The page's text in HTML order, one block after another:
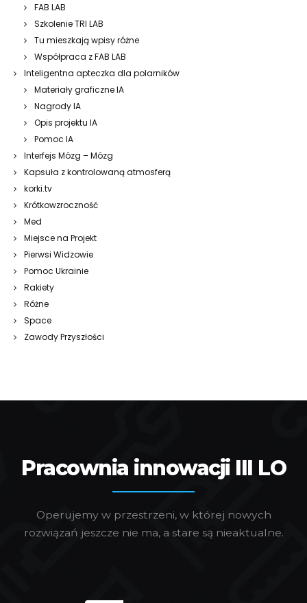
FAB LAB
Szkolenie TRI LAB
Tu mieszkają wpisy różne
Współpraca z FAB LAB
Inteligentna apteczka dla polarników
Materiały graficzne IA
Nagrody IA
Opis projektu IA
Pomoc IA
Interfejs Mózg – Mózg
Kapsuła z kontrolowaną atmosferą
korki.tv
Krótkowzroczność
Med
Miejsce na Projekt
Pierwsi Widzowie
Pomoc Ukrainie
Rakiety
Różne
Space
Zawody Przyszłości
Pracownia innowacji III LO
Operujemy w przestrzeni, w której nowych
rozwiązań jeszcze nie ma, a stare są nieaktualne.